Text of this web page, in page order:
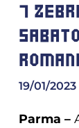
7
19/01/2023
Parma –